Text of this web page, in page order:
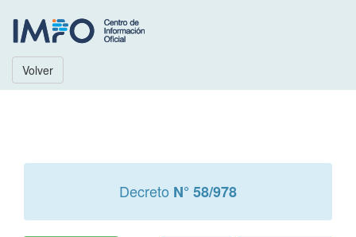
Volver
Decreto N° 58/978